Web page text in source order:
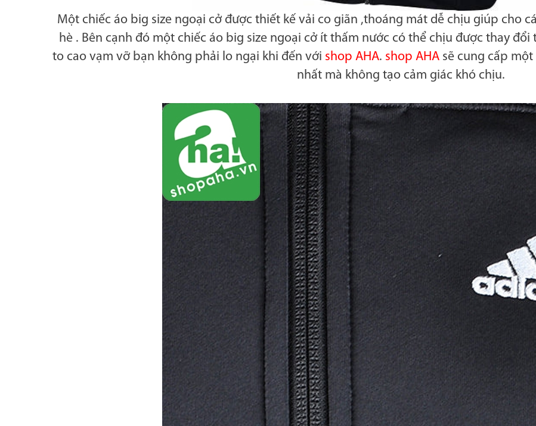
Một chiếc áo big size ngoại cở được thiết kế vải co giãn ,thoáng mát dễ chịu giúp cho
hè . Bên cạnh đó một chiếc áo big size ngoại cở ít thấm nước có thể chịu được thay
to cao vạm vỡ bạn không phải lo ngại khi đến với shop AHA. shop AHA sẽ cung cấp
nhất mà không tạo cảm giác khó chịu.